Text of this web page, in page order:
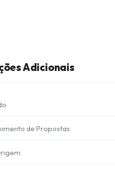
Adicionais
de Propostas